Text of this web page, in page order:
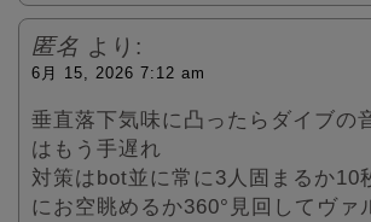
匿名 より:
6月 15, 2026 7:12 am
垂直落下気味に凸ったらダイブの
はもう手遅れ
対策はbot並に常に3人固まるか10
にお空眺めるか360°見回してヴァ